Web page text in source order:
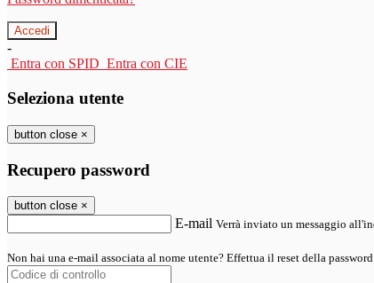
-
Entra con SPID Entra con CIE
Seleziona utente
button close ×
Recupero password
button close ×
E-mail Verrà inviato un messaggio
Non hai una e-mail associata al nome utente? Effettua il reset della